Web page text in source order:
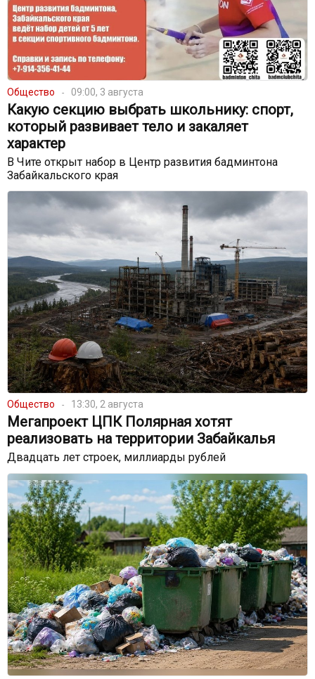
Общество 09:00, 3 августа
Какую секцию выбрать школьнику: спорт,
который развивает тело и закаляет
характер
В Чите открыт набор в Центр развития бадминтона
Забайкальского края
Общество 13:30, 2 августа
Мегапроект ЦПК Полярная хотят
реализовать на территории Забайкалья
Двадцать лет строек, миллиарды рублей